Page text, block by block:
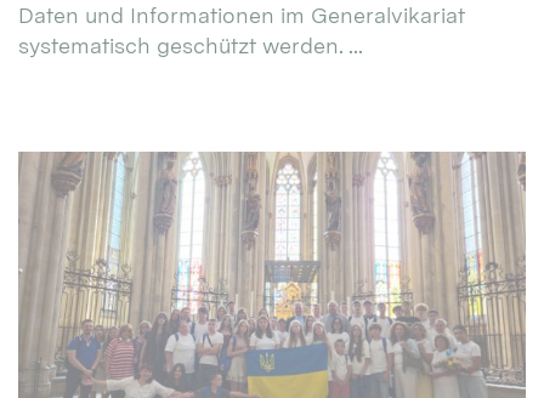
Daten und Informationen im Generalvikariat
systematisch geschützt werden. ...